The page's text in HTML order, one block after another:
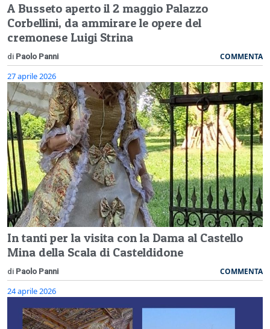
A Busseto aperto il 2 maggio Palazzo
Corbellini, da ammirare le opere del
cremonese Luigi Strina
di Paolo Panni COMMENTA
27 aprile 2026
In tanti per la visita con la Dama al Castello
Mina della Scala di Casteldidone
di Paolo Panni COMMENTA
24 aprile 2026